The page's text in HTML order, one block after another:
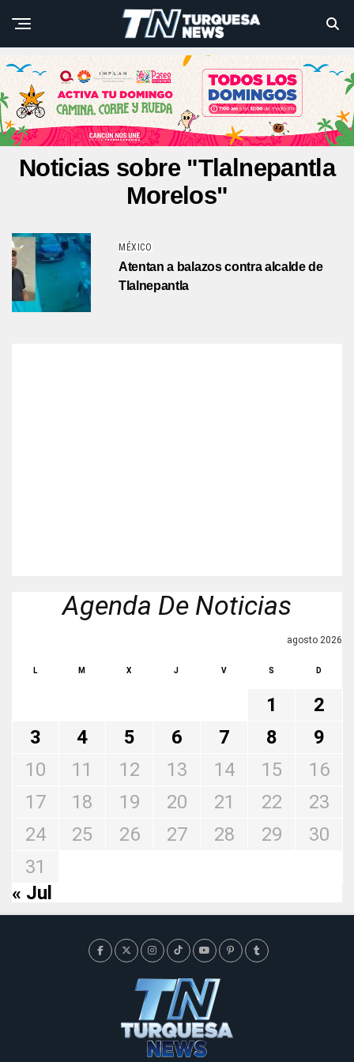
Noticias sobre "Tlalnepantla
Morelos"
MÉXICO
Atentan a balazos contra alcalde de
Tlalnepantla
Agenda De Noticias
agosto 2026
L M X J V S D
1
2
3
4 5 6 7 8
9
10
11 12 13 14 15
16
17
18 19 20 21 22
23
24
25 26 27 28 29
30
31
« Jul